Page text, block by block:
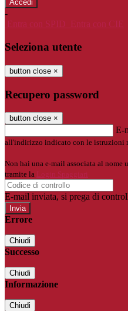
-
Entra con SPID
Entra con CIE
Seleziona utente
button close ×
Recupero password
button close ×
E-
all'indirizzo indicato con le istruzioni
Non hai una e-mail associata al nome
tramite la
Login Spaggiari
E-mail inviata, si prega di
Errore
Chiudi
Successo
Chiudi
Informazione
Chiudi